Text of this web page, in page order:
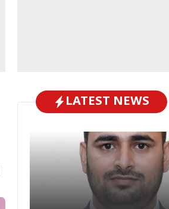
LATEST NEWS